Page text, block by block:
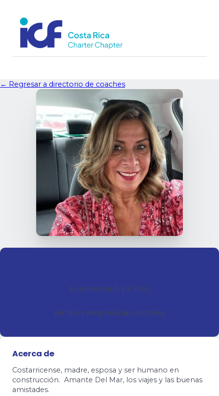
← Regresar a directorio de coaches
Experiencia: 3 a 5 años
Be More empresa de coaching
Acerca de
Costarricense, madre, esposa y ser humano en
construcción. Amante Del Mar, los viajes y las buenas
amistades.